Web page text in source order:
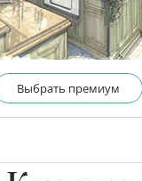
Выбрать премиум